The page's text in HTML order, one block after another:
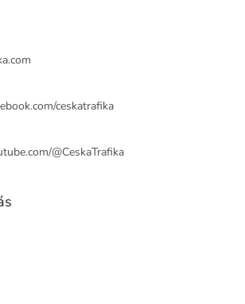
k
ý
ceskatrafika
@CeskaTrafika